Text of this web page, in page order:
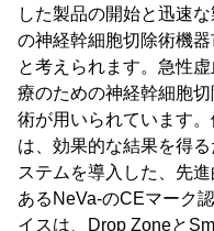
した製品の開始と迅速
の神経幹細胞切除術機
と考えられます。急性
療のための神経幹細胞
術が用いられています
は、効果的な結果を得
ステムを導入した、先
あるNeVa-のCEマーク
イスは、Drop Zoneと